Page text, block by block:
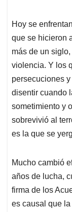
Hoy se
que se hicieron
más de un
violencia. Y los
persecuciones
disentir cuando
sometimiento y
sobrevivió al
es la que se
Mucho cambió
años de lucha,
firma de los
es causal que